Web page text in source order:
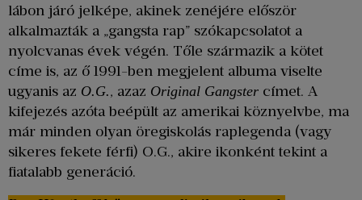
lábon járó jelképe, akinek zenéjére először
alkalmazták a „gangsta rap” szókapcsolatot a
nyolcvanas évek végén. Tőle származik a kötet
címe is, az ő 1991-ben megjelent albuma viselte
ugyanis az O.G., azaz Original Gangster címet. A
kifejezés azóta beépült az amerikai köznyelvbe, ma
már minden olyan öregiskolás raplegenda (vagy
sikeres fekete férfi) O.G., akire ikonként tekint a
fiatalabb generáció.